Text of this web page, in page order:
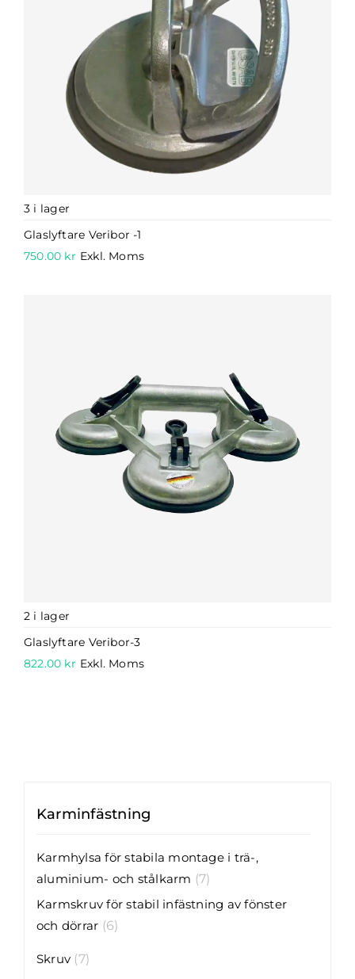
3 i lager
Glaslyftare Veribor -1
750.00 kr Exkl. Moms
2 i lager
Glaslyftare Veribor-3
822.00 kr Exkl. Moms
Karminfästning
Karmhylsa för stabila montage i trä-,
aluminium- och stålkarm (7)
Karmskruv för stabil infästning av fönster
och dörrar (6)
Skruv (7)